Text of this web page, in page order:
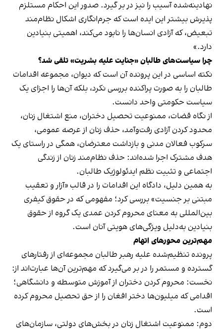
نهادینه‌شده آسیب را نیز در بر گیرد. صدور این احکام مستلزم
پذیرش بیشتر این ایده است که جرم‌انگاری اشکال نظام‌مند
تبعیض، که آزادی انسان‌ها را نابود می‌کند، اهمیتی بنیادین
دارد.»
چرا سیاست‌های طالبان «جنایت علیه بشریت» تلقی شد؟
نکته اساسی در این پرونده آن است که دیوان، مجموعه اقدامات
طالبان را به صورت پراکنده بررسی نکرد، بلکه آن‌ها را اجزای یک
سیاست حکومتی واحد دانست.
از نگاه قضات، ممنوعیت تحصیل دختران، منع اشتغال زنان،
محدود کردن آزادی رفت‌وآمد، حذف زنان از عرصه عمومی،
سرکوب فعالان مدنی و بازداشت معترضان، همگی در راستای یک
هدف مشترک اجرا شده‌اند: حذف نظام‌مند زنان از زندگی
اجتماعی و تثبیت نظم ایدئولوژیک طالبان.
به همین دلیل، دادگاه این اقدامات را در قالب «آزار و تعقیب
مبتنی بر جنسیت» بررسی کرد؛ مفهومی که در حقوق کیفری
بین‌المللی به معنای محروم کردن عمدی یک گروه از حقوق
بنیادین به‌دلیل ویژگی‌های هویتی آنان است.
مهم‌ترین محورهای اتهام
پرونده تنظیم‌شده علیه رهبر طالبان مجموعه‌ای از رفتارهای
گسترده و مستمر را در بر می‌گیرد که مهم‌ترین آن‌ها عبارت‌اند از:
نخست: محروم کردن دختران از آموزش متوسطه و دانشگاهی؛
اقدامی که میلیون‌ها دختر افغان را از حق تحصیل محروم کرده
است.
دوم: ممنوعیت اشتغال زنان در بخش‌های دولتی، سازمان‌های